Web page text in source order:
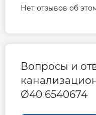
Нет отзывов об
Вопросы и
Ø40 6540674